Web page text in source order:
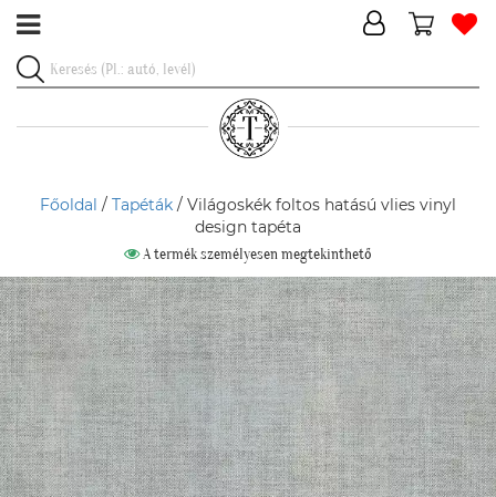
Főoldal / Tapéták / Világoskék foltos hatású vlies vinyl
design tapéta
A termék személyesen megtekinthető